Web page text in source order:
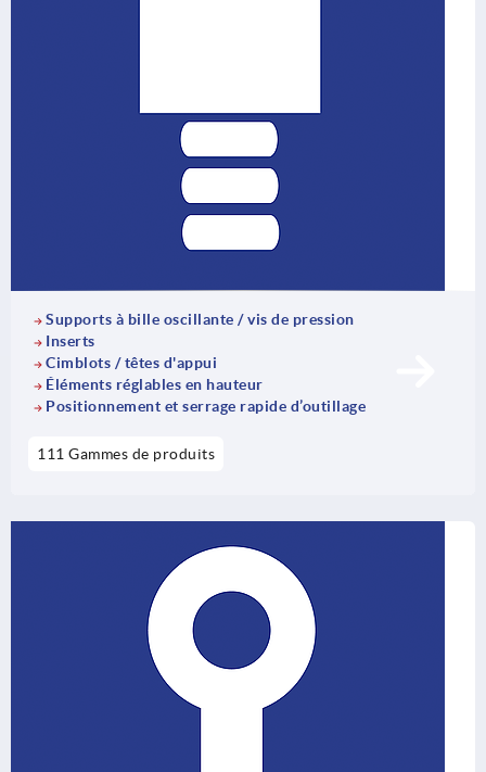
Supports à bille oscillante / vis de pression
Inserts
Cimblots / têtes d'appui
Éléments réglables en hauteur
Positionnement et serrage rapide d’outillage
111 Gammes de produits